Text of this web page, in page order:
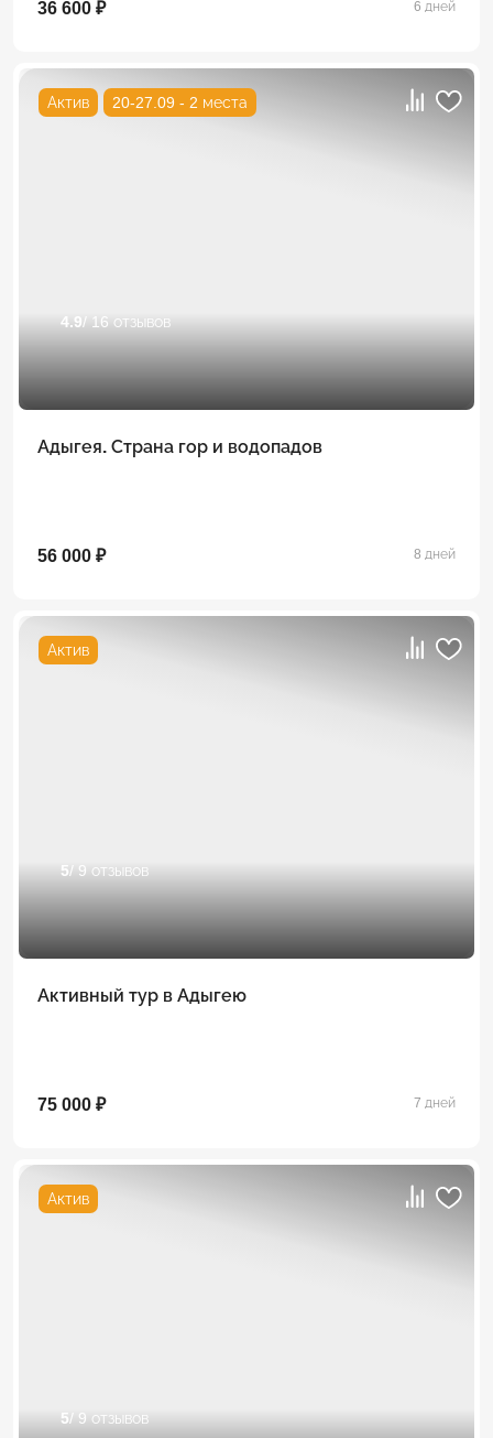
36 600 ₽ 6 дней
Актив 20-27.09 - 2 места
4.9/ 16 отзывов
Адыгея. Страна гор и водопадов
56 000 ₽ 8 дней
Актив
5/ 9 отзывов
Активный тур в Адыгею
75 000 ₽ 7 дней
Актив
5/ 9 отзывов